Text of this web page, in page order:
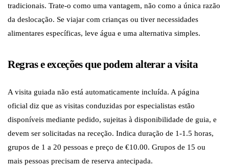
tradicionais. Trate-o como uma vantagem, não como a única razão
da deslocação. Se viajar com crianças ou tiver necessidades
alimentares específicas, leve água e uma alternativa simples.
Regras e exceções que podem alterar a visita
A visita guiada não está automaticamente incluída. A página
oficial diz que as visitas conduzidas por especialistas estão
disponíveis mediante pedido, sujeitas à disponibilidade de guia, e
devem ser solicitadas na receção. Indica duração de 1-1.5 horas,
grupos de 1 a 20 pessoas e preço de €10.00. Grupos de 15 ou
mais pessoas precisam de reserva antecipada.